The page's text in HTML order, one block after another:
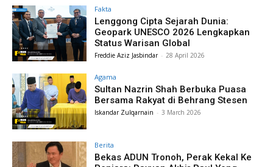
Fakta
Lenggong Cipta Sejarah Dunia:
Geopark UNESCO 2026 Lengkapkan
Status Warisan Global
Freddie Aziz Jasbindar - 28 April 2026
Agama
Sultan Nazrin Shah Berbuka Puasa
Bersama Rakyat di Behrang Stesen
Iskandar Zulqarnain - 3 March 2026
Berita
Bekas ADUN Tronoh, Perak Kekal Ke